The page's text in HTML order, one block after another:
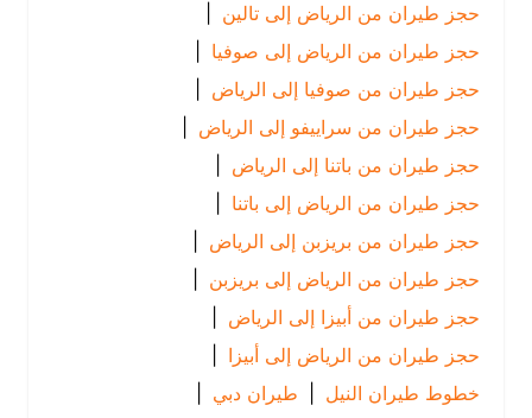
حجز طيران من الرياض إلى تالين
|
حجز طيران من الرياض إلى صوفيا
|
حجز طيران من صوفيا إلى الرياض
|
حجز طيران من سراييفو إلى الرياض
|
حجز طيران من باتنا إلى الرياض
|
حجز طيران من الرياض إلى باتنا |
حجز طيران من بريزبن إلى الرياض
|
حجز طيران من الرياض إلى بريزبن |
حجز طيران من أبيزا إلى الرياض
|
حجز طيران من الرياض إلى أبيزا
خطوط طيران النيل | طيران دبي |